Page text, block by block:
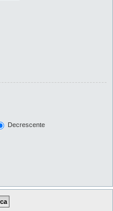
Decrescente